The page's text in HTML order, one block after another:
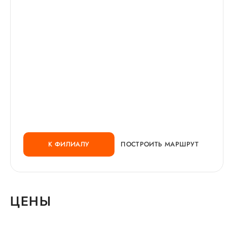
К ФИЛИАЛУ ПОСТРОИТЬ МАРШРУТ
ЦЕНЫ